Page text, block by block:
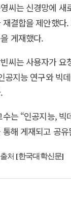
씨는 신경망에 새
재결합을 제안했다
게재했다.
씨는 사용자가 요
공지능 연구와 빅
수는 “인공지능,
통해 게재되고 공
처 [한국대학신문]